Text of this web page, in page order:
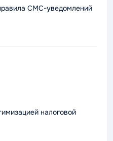
СМС-уведомлений
налоговой